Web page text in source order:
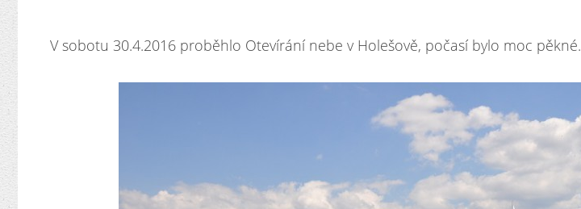
V sobotu 30.4.2016 proběhlo Otevírání nebe v Holešově, počasí bylo moc pěkné.